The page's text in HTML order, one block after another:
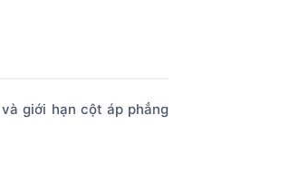
giới hạn cột áp phẳng